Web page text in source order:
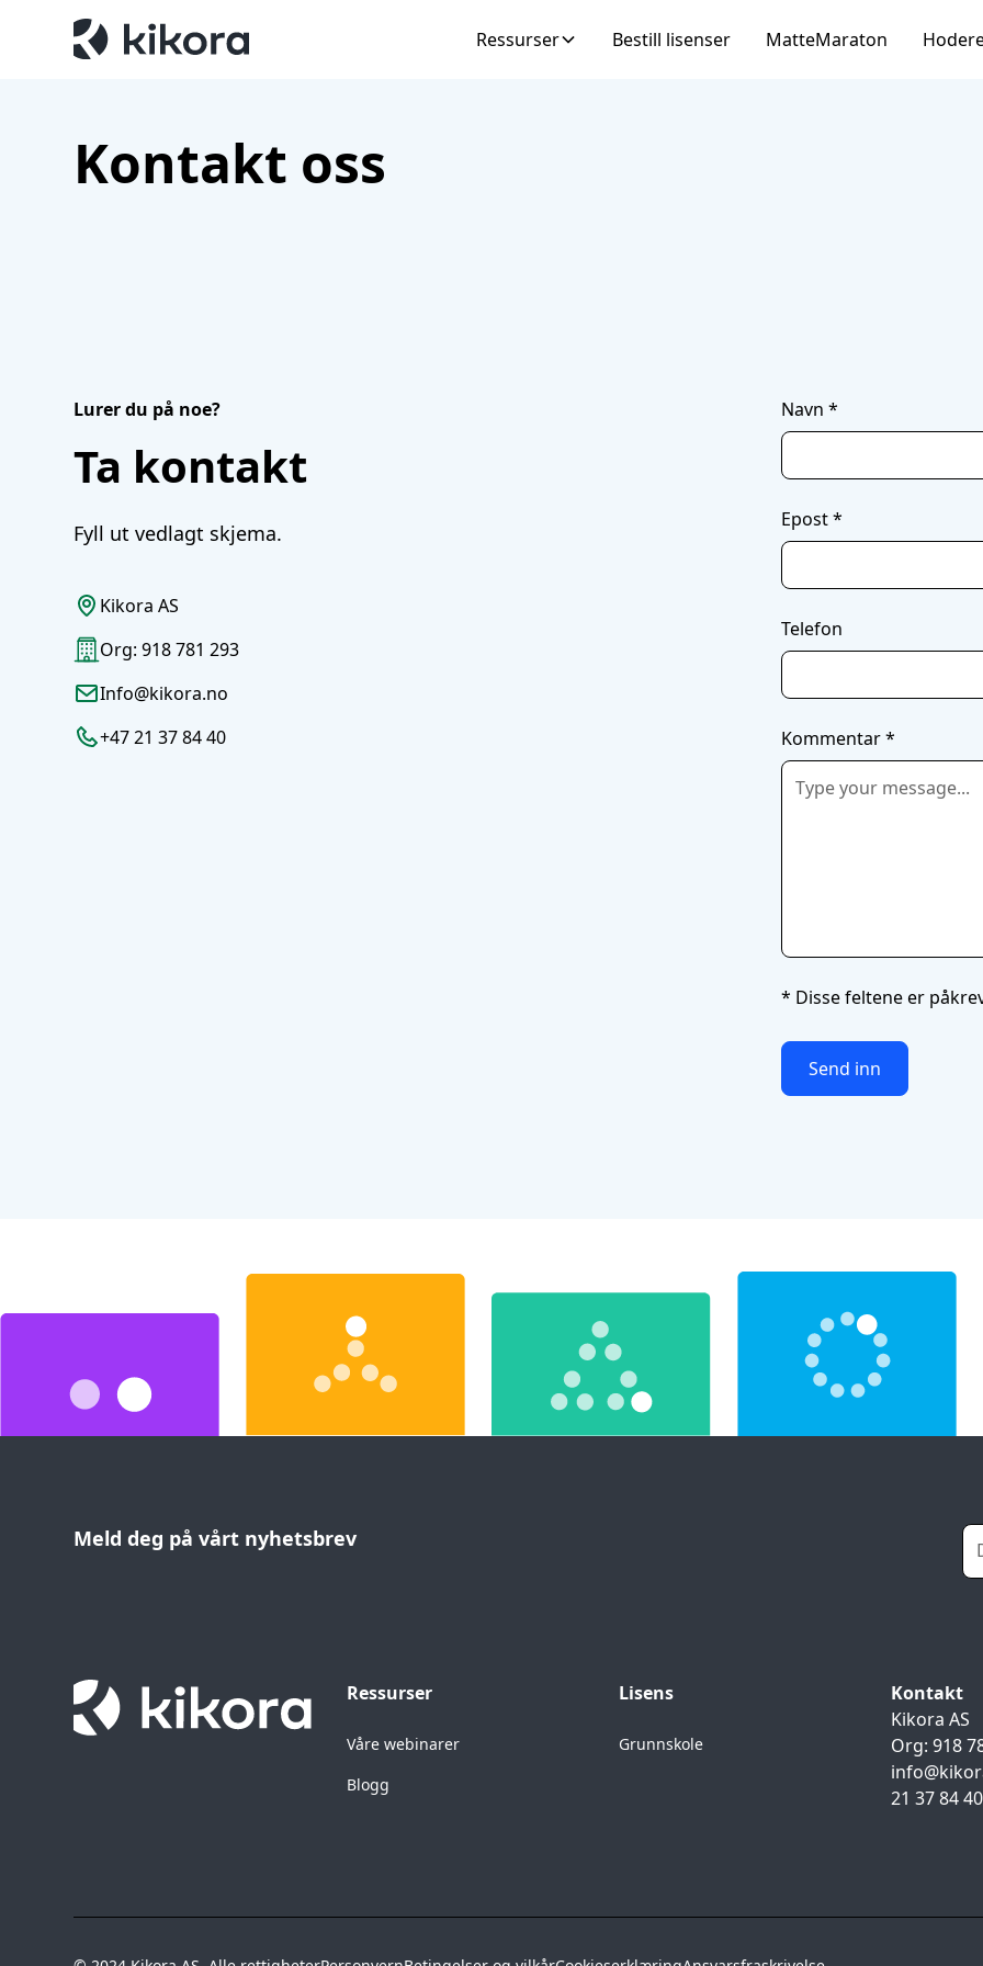
Ressurser Bestill lisenser MatteMaraton
Kontakt oss
Lurer du på noe?
Ta kontakt
Fyll ut vedlagt skjema.
Kikora AS
Org: 918 781 293
Info@kikora.no
+47 21 37 84 40
Navn *
Epost *
Telefon
Kommentar *
* Disse feltene er
Meld deg på vårt nyhetsbrev
Ressurser
Våre webinarer
Blogg
Lisens
Grunnskole
Kontakt
Kikora AS
Org: 918
21 37 84 40